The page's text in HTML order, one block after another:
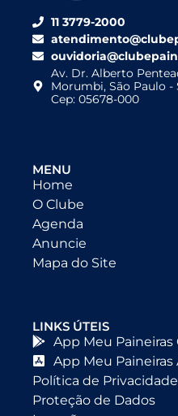
11 3779-2000
Av. Dr. Alberto
Morumbi, São Paulo -
Cep: 05678-000
MENU
Home
O Clube
Agenda
Anuncie
Mapa do Site
LINKS ÚTEIS
App Meu Paineiras
App Meu Paineiras
Política de Privacidade
Proteção de Dados